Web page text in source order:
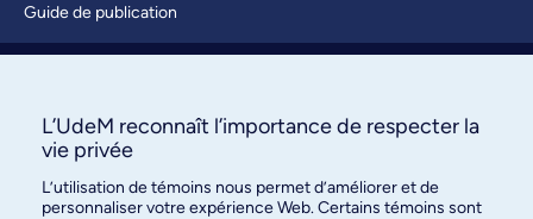
Guide de publication
À propos / Nous joindre
L’UdeM reconnaît l’importance de respecter la
vie privée
L’utilisation de témoins nous permet d’améliorer et de
personnaliser votre expérience Web. Certains témoins sont